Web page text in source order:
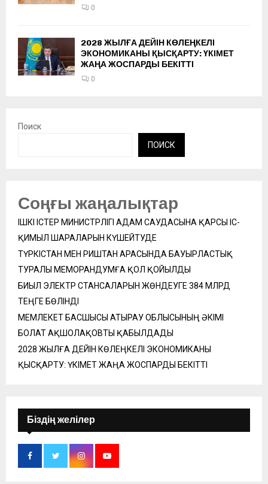
0
2028 ЖЫЛҒА ДЕЙІН КӨЛЕҢКЕЛІ
ЭКОНОМИКАНЫ ҚЫСҚАРТУ: ҮКІМЕТ
ЖАҢА ЖОСПАРДЫ БЕКІТТІ
0
Поиск
ПОИСК
Соңғы жаңалықтар
ІШКІ ІСТЕР МИНИСТРЛІГІ АДАМ САУДАСЫНА ҚАРСЫ ІС-
ҚИМЫЛ ШАРАЛАРЫН КҮШЕЙТУДЕ
ТҮРКІСТАН МЕН РИШТАН АРАСЫНДА БАУЫРЛАСТЫҚ
ТУРАЛЫ МЕМОРАНДУМҒА ҚОЛ ҚОЙЫЛДЫ
БИЫЛ ЭЛЕКТР СТАНСАЛАРЫН ЖӨНДЕУГЕ 384 МЛРД
ТЕҢГЕ БӨЛІНДІ
МЕМЛЕКЕТ БАСШЫСЫ АТЫРАУ ОБЛЫСЫНЫҢ ӘКІМІ
БОЛАТ АҚШОЛАҚОВТЫ ҚАБЫЛДАДЫ
2028 ЖЫЛҒА ДЕЙІН КӨЛЕҢКЕЛІ ЭКОНОМИКАНЫ
ҚЫСҚАРТУ: ҮКІМЕТ ЖАҢА ЖОСПАРДЫ БЕКІТТІ
Біздің желілер